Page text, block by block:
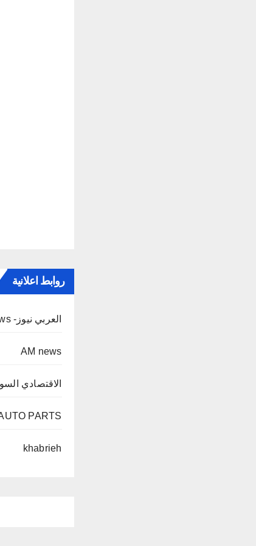
روابط اعلانية
العربي نيوز- Arabic News
AM news
الاقتصادي
PARTS
khabrieh